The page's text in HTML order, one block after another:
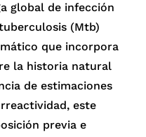
global de infección
(Mtb)
que incorpora
la historia natural
de estimaciones
este
previa e